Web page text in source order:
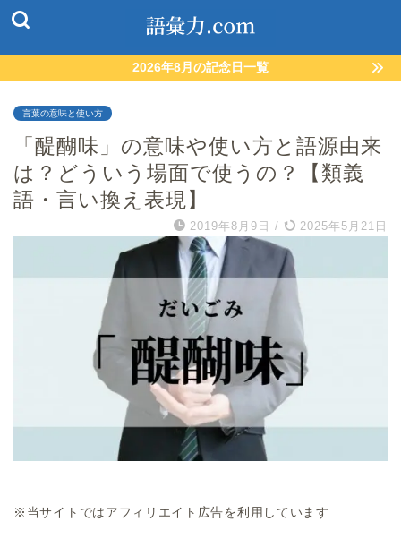
2026年8月の記念日一覧
言葉の意味と使い方
「醍醐味」の意味や使い方と語源由来
は？どういう場面で使うの？【類義
語・言い換え表現】
2019年8月9日 / 2025年5月21日
※当サイトではアフィリエイト広告を利用しています